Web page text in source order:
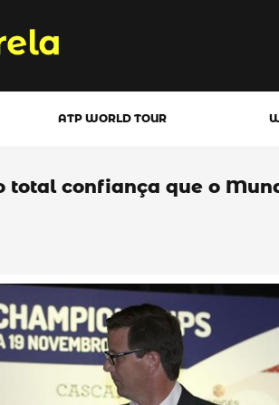
ATP WORLD TOUR
total confiança que o